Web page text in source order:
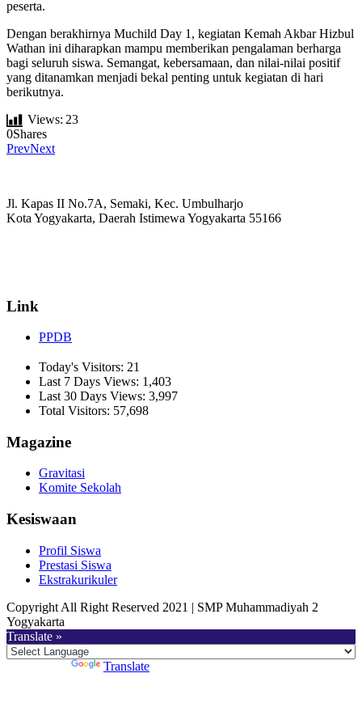
peserta.
Dengan berakhirnya Muchild Day 1, kegiatan Kemah Akbar Hizbul
Wathan ini diharapkan mampu memberikan pengalaman berharga
bagi seluruh siswa. Semangat, kebersamaan, dan nilai-nilai positif
yang ditanamkan menjadi bekal penting untuk kegiatan di hari
berikutnya.
Views: 23
0Shares
PrevNext
Jl. Kapas II No.7A, Semaki, Kec. Umbulharjo
Kota Yogyakarta, Daerah Istimewa Yogyakarta 55166
Link
PPDB
Today's Visitors: 21
Last 7 Days Views: 1,403
Last 30 Days Views: 3,997
Total Visitors: 57,698
Magazine
Gravitasi
Komite Sekolah
Kesiswaan
Profil Siswa
Prestasi Siswa
Ekstrakurikuler
Copyright All Right Reserved 2021 | SMP Muhammadiyah 2
Yogyakarta
Translate »
Translate